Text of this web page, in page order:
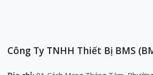
Công Ty TNHH Thiết Bị BMS